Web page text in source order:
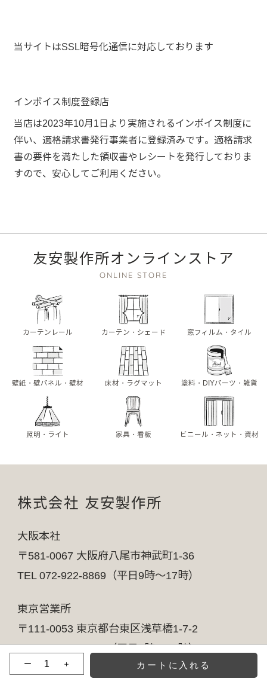
ー ＋
当サイトはSSL暗号化通信に対応しております
インボイス制度登録店
当店は2023年10月1日より実施されるインボイス制度に
伴い、適格請求書発行事業者に登録済みです。適格請求
書の要件を満たした領収書やレシートを発行しておりま
すので、安心してご利用ください。
友安製作所オンラインストア
ONLINE STORE
カーテンレール カーテン・シェード 窓フィルム・タイル
壁紙・壁パネル・壁材 床材・ラグマット 塗料・DIYパーツ・雑貨
照明・ライト 家具・看板 ビニール・ネット・資材
株式会社 友安製作所
大阪本社
〒581-0067 大阪府八尾市神武町1-36
TEL 072-922-8869（平日9時～17時）
東京営業所
〒111-0053 東京都台東区浅草橋1-7-2
TEL 03-5809-1754（平日9時～17時）